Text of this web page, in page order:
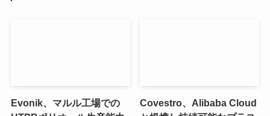
Evonik、マルル工場での
Covestro、Alibaba Cloud